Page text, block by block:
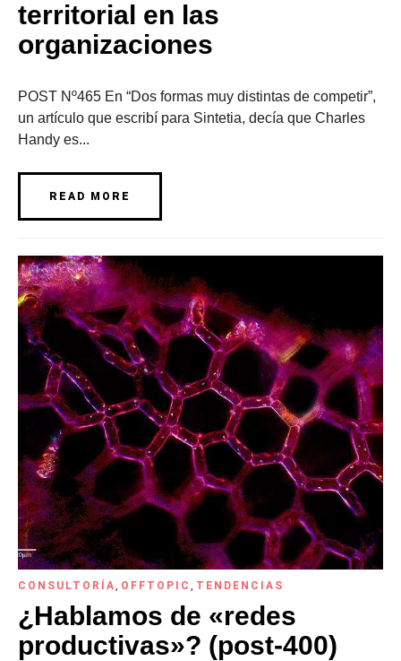
territorial en las
organizaciones
POST Nº465 En “Dos formas muy distintas de competir”,
un artículo que escribí para Sintetia, decía que Charles
Handy es...
READ MORE
CONSULTORÍA OFFTOPIC TENDENCIAS
¿Hablamos de «redes
productivas»? (post-400)